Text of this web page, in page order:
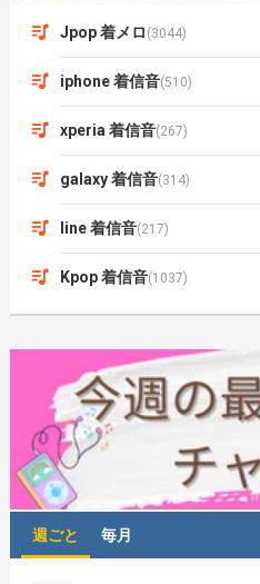
Jpop 着メロ (3044)
iphone 着信音(510)
xperia 着信音(267)
galaxy 着信音(314)
line 着信音(217)
Kpop 着信音(1037)
週ごと 毎月